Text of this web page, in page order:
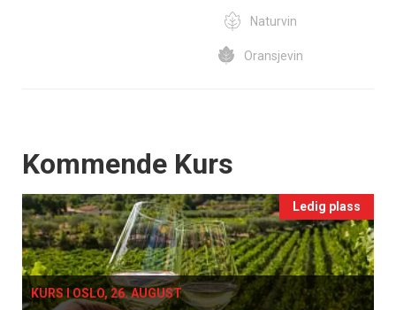
Naturvin
Oransjevin
Events
Kommende Kurs
Ledig plass
KURS I OSLO, 26. AUGUST